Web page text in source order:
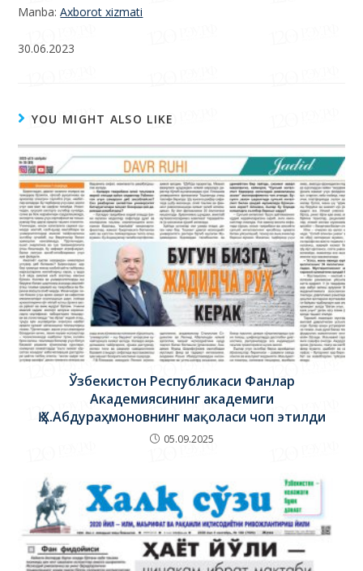
Manba:Axborot xizmati
YOU MIGHT ALSO LIKE
Ўзбекистон Республикаси Фанлар
Академиясининг академиги
Қ.Х.Абдураҳмоновнинг мақоласи чоп этилди